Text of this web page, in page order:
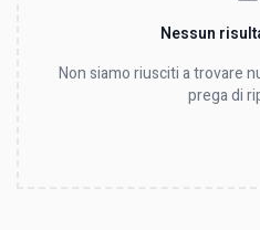
Nessun
Non siamo riusciti a trovare
prega di